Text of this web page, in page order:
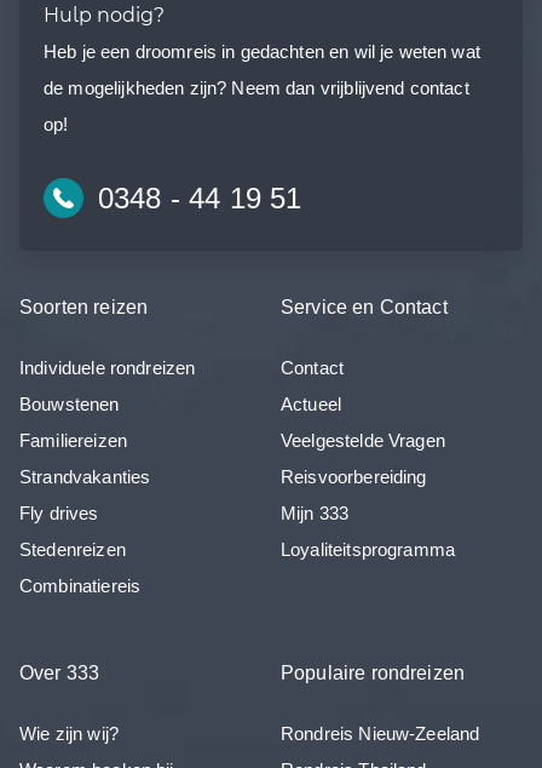
Hulp nodig?
Heb je een droomreis in gedachten en wil je weten wat
de mogelijkheden zijn? Neem dan vrijblijvend contact
op!
0348 - 44 19 51
Soorten reizen
Individuele rondreizen
Bouwstenen
Familiereizen
Strandvakanties
Fly drives
Stedenreizen
Combinatiereis
Service en Contact
Contact
Actueel
Veelgestelde Vragen
Reisvoorbereiding
Mijn 333
Loyaliteitsprogramma
Over 333
Wie zijn wij?
Populaire rondreizen
Rondreis Nieuw-Zeeland